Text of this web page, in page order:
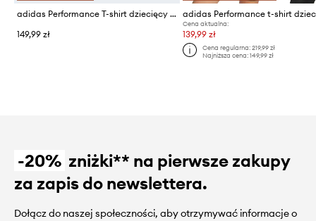
adidas Performance T-shirt dziecięcy bawełniany MERCEDES
149,99 zł
Cena aktualna:
139,99 zł
Cena regularna: 219,99 zł
Najniższa cena: 149,99 zł
-20% zniżki** na pierwsze zakupy
za zapis do newslettera.
Dołącz do naszej społeczności, aby otrzymywać informacje o